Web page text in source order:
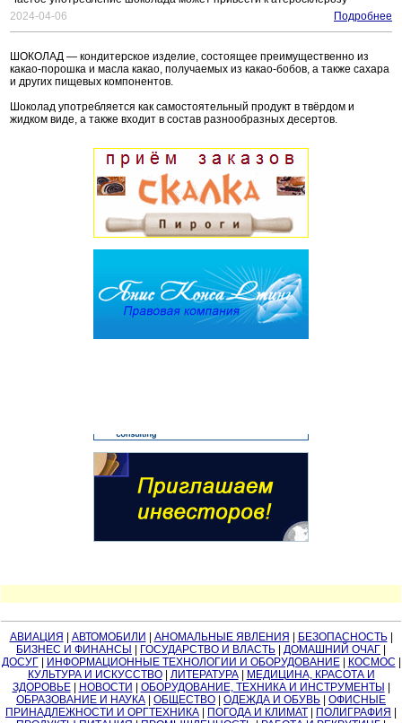
2024-04-06
Подробнее
ШОКОЛАД — кондитерское изделие, состоящее преимущественно из
какао-порошка и масла какао, получаемых из какао-бобов, а также сахара
и других пищевых компонентов.
Шоколад употребляется как самостоятельный продукт в твёрдом и
жидком виде, а также входит в состав разнообразных десертов.
АВИАЦИЯ АВТОМОБИЛИ АНОМАЛЬНЫЕ ЯВЛЕНИЯ БЕЗОПАСНОСТЬ|
БИЗНЕС И ФИНАНСЫ
ГОСУДАРСТВО И ВЛАСТЬ ДОМАШНИЙ ОЧАГ
ДОСУГ| ИНФОРМАЦИОННЫЕ ТЕХНОЛОГИИ И ОБОРУДОВАНИЕ| КОСМОС
КУЛЬТУРА И ИСКУССТВО| ЛИТЕРАТУРА|
МЕДИЦИНА, КРАСОТА И
ЗДОРОВЬЕ| НОВОСТИ ОБОРУДОВАНИЕ, ТЕХНИКА И ИНСТРУМЕНТЫ
ОБРАЗОВАНИЕ И НАУКА
ОБЩЕСТВО ОДЕЖДА И ОБУВЬ
ОФИСНЫЕ
ПРИНАДЛЕЖНОСТИ И ОРГТЕХНИКА
ПОГОДА И КЛИМАТ ПОЛИГРАФИЯ